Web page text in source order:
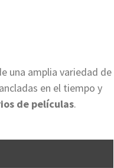
una amplia variedad de
en el tiempo y
de películas.